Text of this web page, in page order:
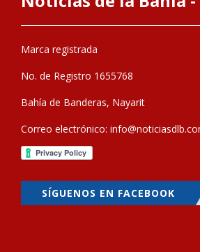
Marca registrada
No. de Registro 1655768
Bahía de Banderas, Nayarit
Correo electrónico:
SÍGUENOS EN FACEBOOK